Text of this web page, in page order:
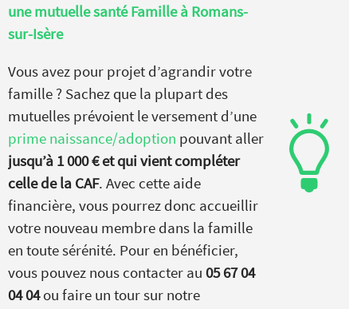
une mutuelle santé Famille à Romans-
sur-Isère
Vous avez pour projet d’agrandir votre
famille ? Sachez que la plupart des
mutuelles prévoient le versement d’une
prime naissance/adoption pouvant aller
jusqu’à 1 000 € et qui vient compléter
celle de la CAF. Avec cette aide
financière, vous pourrez donc accueillir
votre nouveau membre dans la famille
en toute sérénité. Pour en bénéficier,
vous pouvez nous contacter au 05 67 04
04 04ou faire un tour sur notre